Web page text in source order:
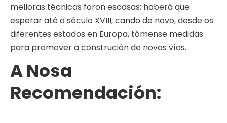
melloras técnicas foron escasas; haberá que
esperar até o século XVIII, cando de novo, desde os
diferentes estados en Europa, tómense medidas
para promover a construción de novas vías.
A Nosa
Recomendación: